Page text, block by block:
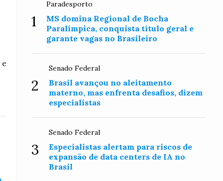
e
1
Paradesporto
MS domina Regional de Bocha
Paralímpica, conquista título geral e
garante vagas no Brasileiro
2
Senado Federal
Brasil avançou no aleitamento
materno, mas enfrenta desafios, dizem
especialistas
3
Senado Federal
Especialistas alertam para riscos de
expansão de data centers de IA no
Brasil